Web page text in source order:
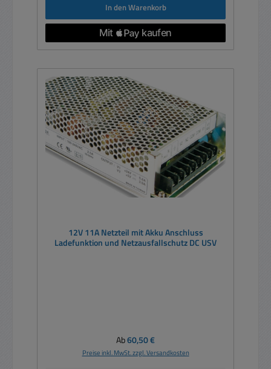
In den Warenkorb
12V 11A Netzteil mit Akku Anschluss
Ladefunktion und Netzausfallschutz DC USV
Regulärer Preis:
Ab60,50 €
Preise inkl. MwSt. zzgl. Versandkosten